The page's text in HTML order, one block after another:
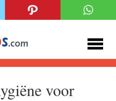
voor